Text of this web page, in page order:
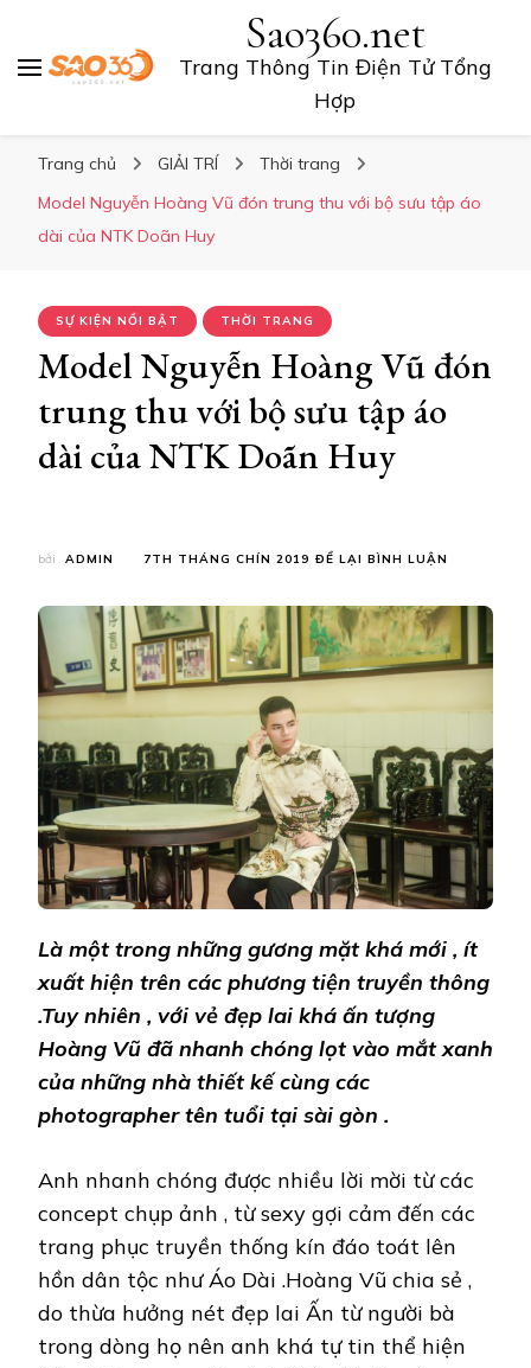
Sao360.net
Trang Thông Tin Điện Tử Tổng
Hợp
Trang chủ GIẢI TRÍ
Thời trang
Model Nguyễn Hoàng Vũ đón trung thu với bộ sưu tập áo
dài của NTK Doãn Huy
SỰ KIỆN NỔI BẬT THỜI TRANG
Model Nguyễn Hoàng Vũ đón
trung thu với bộ sưu tập áo
dài của NTK Doãn Huy
bởi ADMIN 7TH THÁNG CHÍN 2019 ĐỂ LẠI BÌNH LUẬN
HOÀNG
VŨ
ĐÓN
BỘ
SƯU
TẬP
ÁO
DÀI
CỦA
NTK
DOÃN
Là một trong những gương mặt khá mới , ít
xuất hiện trên các phương tiện truyền thông
.Tuy nhiên , với vẻ đẹp lai khá ấn tượng
Hoàng Vũ đã nhanh chóng lọt vào mắt xanh
của những nhà thiết kế cùng các
photographer tên tuổi tại sài gòn .
Anh nhanh chóng được nhiều lời mời từ các
concept chụp ảnh , từ sexy gợi cảm đến các
trang phục truyền thống kín đáo toát lên
hồn dân tộc như Áo Dài .Hoàng Vũ chia sẻ ,
do thừa hưởng nét đẹp lai Ấn từ người bà
trong dòng họ nên anh khá tự tin thể hiện